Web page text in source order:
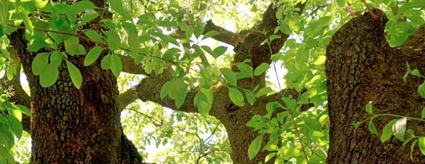
2022.08.08
승봉도 산책
이금로
조회수 246 회 |
2022.08.07
김창현 대표 수필선
이금로
조회수 215 회 |
2022.08.03